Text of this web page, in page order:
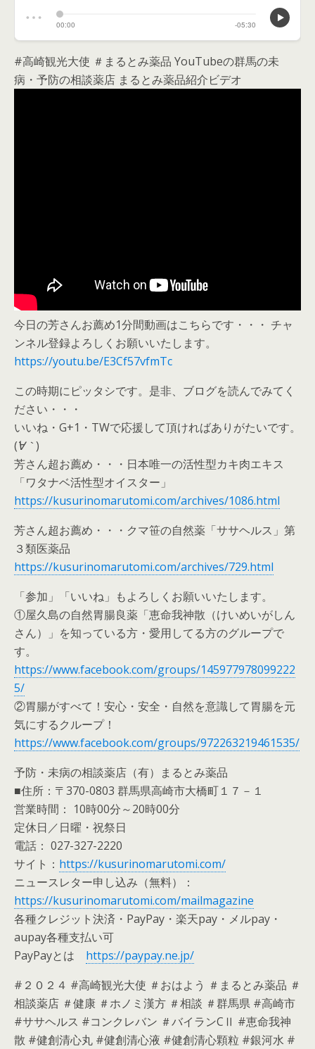
#高崎観光大使 ＃まるとみ薬品 YouTubeの群馬の未
病・予防の相談薬店 まるとみ薬品紹介ビデオ
今日の芳さんお薦め1分間動画はこちらです・・・ チャ
ンネル登録よろしくお願いいたします。
https://youtu.be/E3Cf57vfmTc
この時期にピッタシです。是非、ブログを読んでみてく
ださい・・・
いいね・G+1・TWで応援して頂ければありがたいです。
(´∀｀)
芳さん超お薦め・・・日本唯一の活性型カキ肉エキス
「ワタナベ活性型オイスター」
https://kusurinomarutomi.com/archives/1086.html
芳さん超お薦め・・・クマ笹の自然薬「ササヘルス」第
３類医薬品
https://kusurinomarutomi.com/archives/729.html
「参加」「いいね」もよろしくお願いいたします。
①屋久島の自然胃腸良薬「恵命我神散（けいめいがしん
さん）」を知っている方・愛用してる方のグループで
す。
https://www.facebook.com/groups/145977978099222
5/
②胃腸がすべて！安心・安全・自然を意識して胃腸を元
気にするクループ！
https://www.facebook.com/groups/972263219461535/
予防・未病の相談薬店（有）まるとみ薬品
■住所：〒370-0803 群馬県高崎市大橋町１７－１
営業時間： 10時00分～20時00分
定休日／日曜・祝祭日
電話： 027-327-2220
サイト： https://kusurinomarutomi.com/
ニュースレター申し込み（無料）：
https://kusurinomarutomi.com/mailmagazine
各種クレジット決済・PayPay・楽天pay・メルpay・
aupay各種支払い可
PayPayとは https://paypay.ne.jp/
#２０２４ #高崎観光大使 ＃おはよう ＃まるとみ薬品 ＃
相談薬店 ＃健康 ＃ホノミ漢方 ＃相談 ＃群馬県 #高崎市
#ササヘルス #コンクレバン ＃バイランCⅡ #恵命我神
散 #健創清心丸 #健創清心液 #健創清心顆粒 #銀河水 #